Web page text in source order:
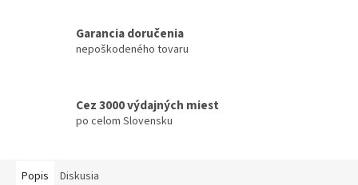
Garancia doručenia
nepoškodeného tovaru
Cez 3000 výdajných miest
po celom Slovensku
Popis Diskusia